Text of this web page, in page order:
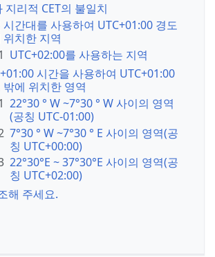
지리적 CET의 불일치
시간대를 사용하여 UTC+01:00 경도
위치한 지역
UTC+02:00를 사용하는 지역
시간을 사용하여 UTC+01:00
밖에 위치한 영역
22°30 ° W ~7°30 ° W 사이의 영역
(공칭 UTC-01:00)
7°30 ° W ~7°30 ° E 사이의 영역(공
칭 UTC+00:00)
22°30°E ~ 37°30°E 사이의 영역(공
칭 UTC+02:00)
해 주세요.